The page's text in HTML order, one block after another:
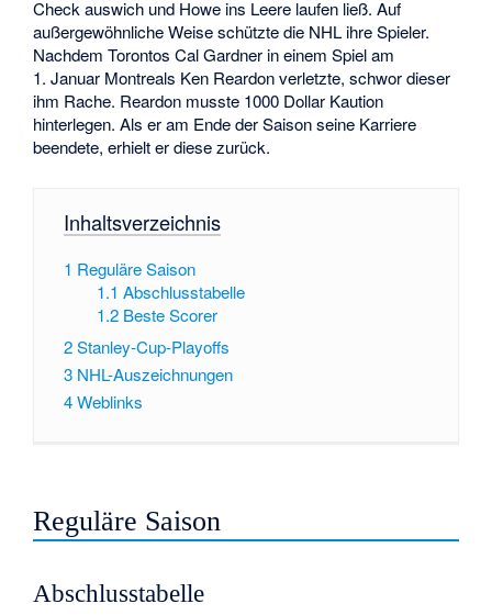
Check auswich und Howe ins Leere laufen ließ. Auf
außergewöhnliche Weise schützte die NHL ihre Spieler.
Nachdem Torontos Cal Gardner in einem Spiel am
1. Januar Montreals Ken Reardon verletzte, schwor dieser
ihm Rache. Reardon musste 1000 Dollar Kaution
hinterlegen. Als er am Ende der Saison seine Karriere
beendete, erhielt er diese zurück.
Inhaltsverzeichnis
1 Reguläre Saison
1.1 Abschlusstabelle
1.2 Beste Scorer
2Stanley-Cup-Playoffs
3 NHL-Auszeichnungen
4Weblinks
Reguläre Saison
Abschlusstabelle